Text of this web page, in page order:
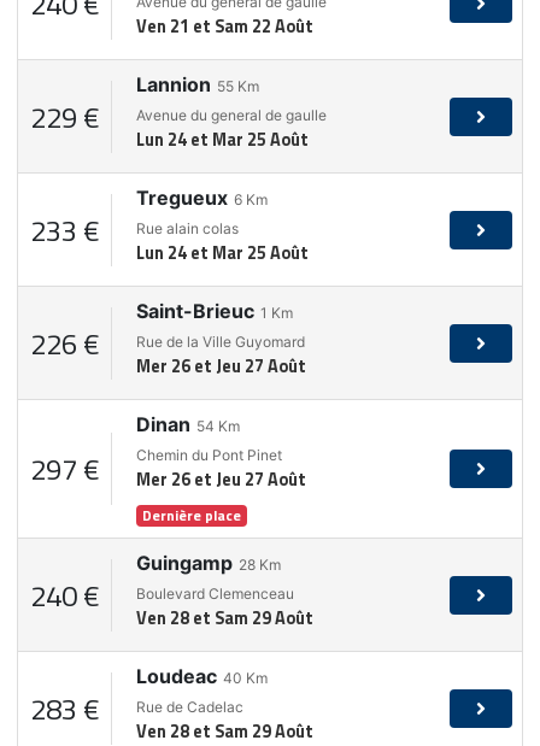
Ven 21 et Sam 22 Août
229 €
Lannion 55 Km
Avenue du general de gaulle
Lun 24 et Mar 25 Août
233 €
Tregueux 6 Km
Rue alain colas
Lun 24 et Mar 25 Août
226 €
Saint-Brieuc 1 Km
Rue de la Ville Guyomard
Mer 26 et Jeu 27 Août
297 €
Dinan 54 Km
Chemin du Pont Pinet
Mer 26 et Jeu 27 Août
Dernière place
240 €
Guingamp 28 Km
Boulevard Clemenceau
Ven 28 et Sam 29 Août
283 €
Loudeac 40 Km
Rue de Cadelac
Ven 28 et Sam 29 Août